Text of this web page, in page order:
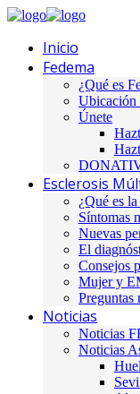
Inicio
Fedema
¿Qué es
Ubicación
Únete
Esclerosis
¿Qué es
Síntomas
Nuevas
El
Consejos
Mujer y
Preguntas
Noticias
Noticias
Noticias